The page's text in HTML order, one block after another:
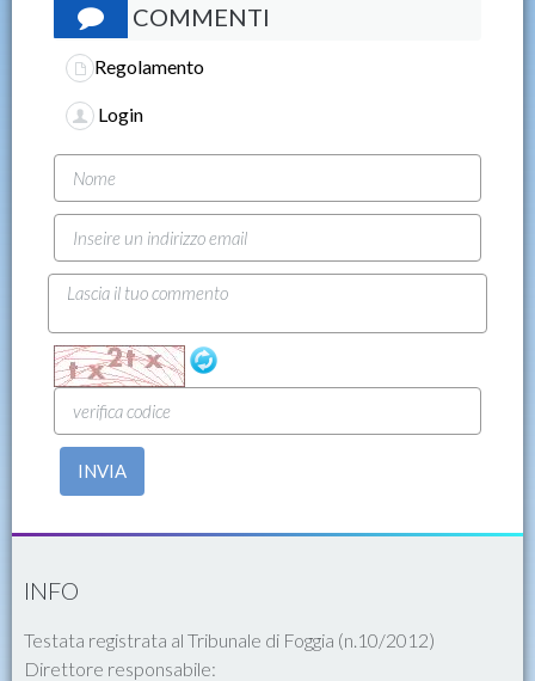
COMMENTI
Regolamento
Login
INVIA
INFO
Testata registrata al Tribunale di Foggia (n.10/2012)
Direttore responsabile: